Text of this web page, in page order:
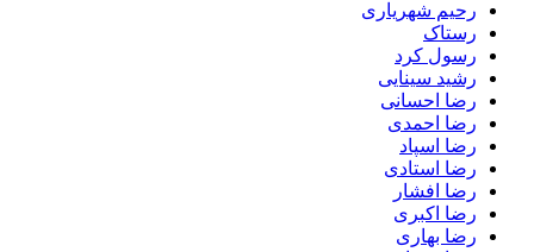
رحیم شهریاری
رستاک
رسول کرد
رشید سینایی
رضا احسانی
رضا احمدی
رضا اسپاد
رضا استادی
رضا افشار
رضا اکبری
رضا بهاری